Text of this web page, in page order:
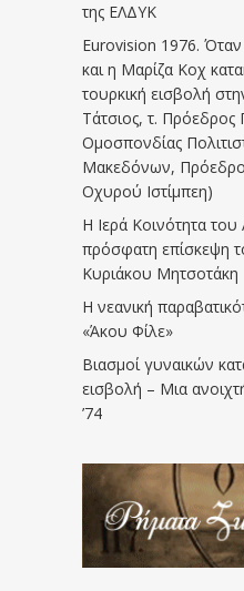
της ΕΛΔΥΚ
Eurovision 1976.
και η Μαρίζα Κοχ
τουρκική εισβολή
Τάτσιος, τ. Πρόεδρος
Ομοσπονδίας
Μακεδόνων,
Οχυρού Ιστίμπεη)
Η Ιερά Κοινότητα
πρόσφατη επίσκεψη
Κυριάκου Μητσοτάκη
Η νεανική
«Άκου Φίλε»
Βιασμοί γυναικών
εισβολή – Μια
’74